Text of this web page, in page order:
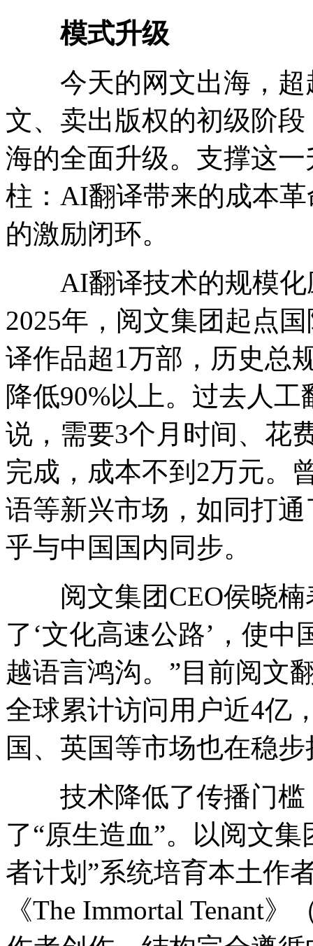
模式升级
今天的网文出海，超
文、卖出版权的初级阶
海的全面升级。支撑这
柱：AI翻译带来的成本
的激励闭环。
AI翻译技术的规模化
2025年，阅文集团起点
译作品超1万部，历史总
降低90%以上。过去人
说，需要3个月时间、花
完成，成本不到2万元。
语等新兴市场，如同打
乎与中国国内同步。
阅文集团CEO侯晓楠
了‘文化高速公路’，使
越语言鸿沟。”目前阅文
全球累计访问用户近4亿
国、英国等市场也在稳
技术降低了传播门槛
了“原生造血”。以阅文
者计划”系统培育本土作
《The Immortal Tenant